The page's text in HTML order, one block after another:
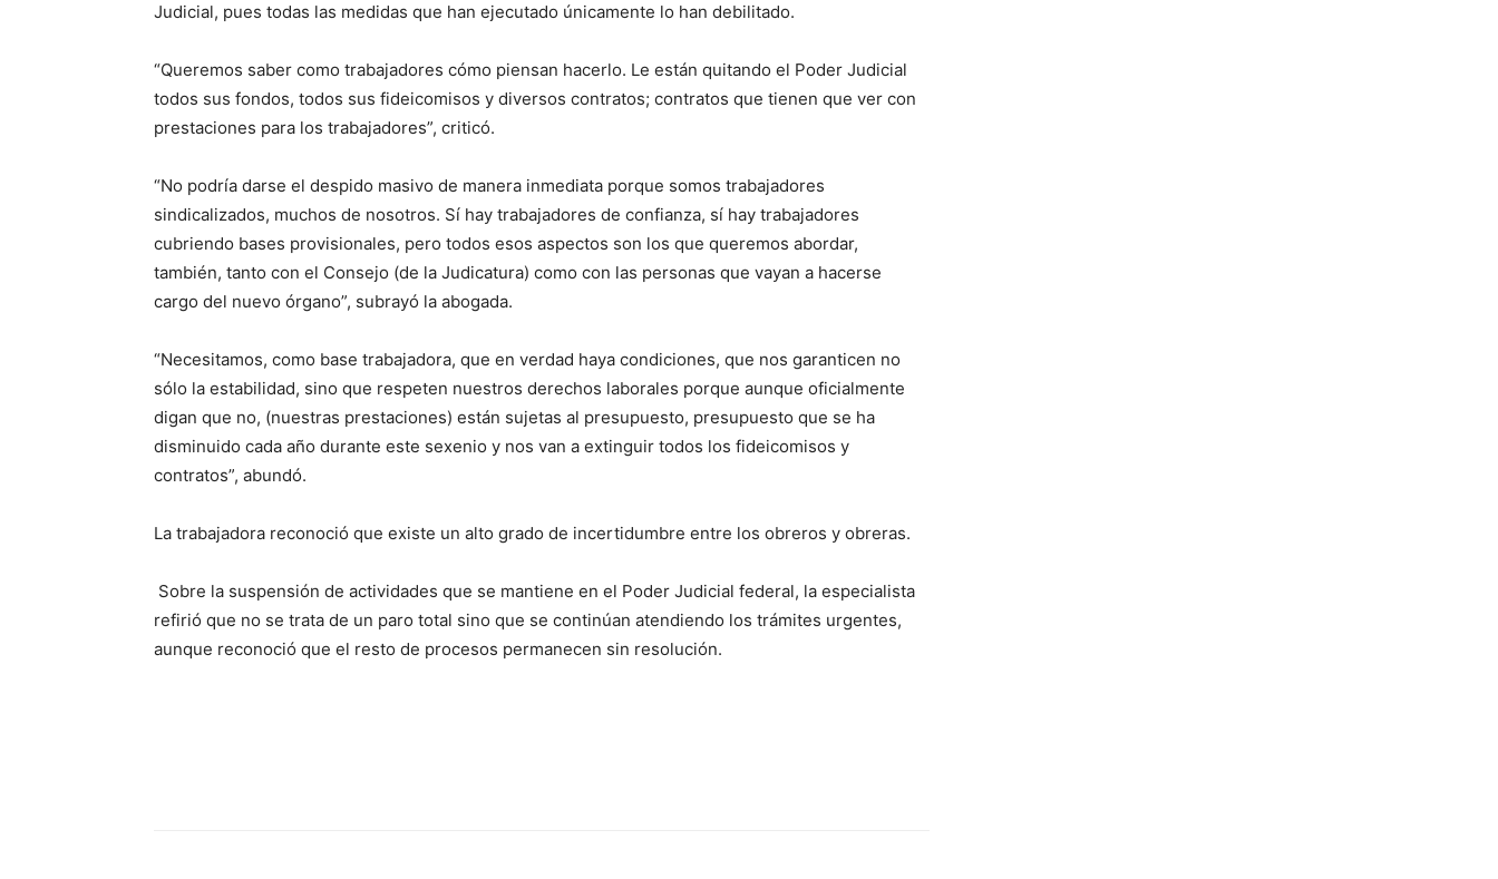
Judicial, pues todas las medidas que han ejecutado únicamente lo han debilitado.
“Queremos saber como trabajadores cómo piensan hacerlo. Le están quitando el Poder Judicial
todos sus fondos, todos sus fideicomisos y diversos contratos; contratos que tienen que ver con
prestaciones para los trabajadores”, criticó.
“No podría darse el despido masivo de manera inmediata porque somos trabajadores
sindicalizados, muchos de nosotros. Sí hay trabajadores de confianza, sí hay trabajadores
cubriendo bases provisionales, pero todos esos aspectos son los que queremos abordar,
también, tanto con el Consejo (de la Judicatura) como con las personas que vayan a hacerse
cargo del nuevo órgano”, subrayó la abogada.
“Necesitamos, como base trabajadora, que en verdad haya condiciones, que nos garanticen no
sólo la estabilidad, sino que respeten nuestros derechos laborales porque aunque oficialmente
digan que no, (nuestras prestaciones) están sujetas al presupuesto, presupuesto que se ha
disminuido cada año durante este sexenio y nos van a extinguir todos los fideicomisos y
contratos”, abundó.
La trabajadora reconoció que existe un alto grado de incertidumbre entre los obreros y obreras.
Sobre la suspensión de actividades que se mantiene en el Poder Judicial federal, la especialista
refirió que no se trata de un paro total sino que se continúan atendiendo los trámites urgentes,
aunque reconoció que el resto de procesos permanecen sin resolución.